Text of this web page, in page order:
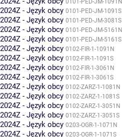
0101-PED-JM-1091N
2024Z - Język obcy 0101-PED-JM-1091S
2024Z - Język obcy 0101-PED-JM-3081S
2024Z - Język obcy 0101-PED-JM-5161N
2024Z - Język obcy 0101-PED-JM-5161S
2024Z - Język obcy 0102-FIR-1-1091N
2024Z - Język obcy 0102-FIR-1-1091S
2024Z - Język obcy 0102-FIR-1-3061N
2024Z - Język obcy 0102-FIR-1-3061S
2024Z - Język obcy 0102-ZARZ-1-1081N
2024Z - Język obcy 0102-ZARZ-1-1081S
2024Z - Język obcy 0102-ZARZ-1-3051N
2024Z - Język obcy 0102-ZARZ-1-3051S
2024Z - Język obcy 0203-OGR-1-1071N
2024Z - Język obcy 0203-OGR-1-1071S